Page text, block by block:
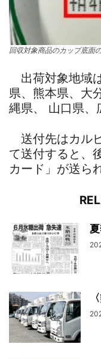
回収対象商品のカップ底面
出荷対象地域
県、熊本県、大
縄県、 山口県、
送付先はカル
て送付すると、
カード」が送ら